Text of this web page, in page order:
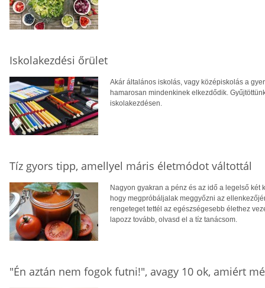
Iskolakezdési őrület
Akár általános iskolás, vagy középiskolás a
hamarosan mindenkinek elkezdődik.
iskolakezdésen.
Tíz gyors tipp, amellyel máris életmódot váltottál
Nagyon gyakran a pénz és az idő a legelső
hogy megpróbáljalak meggyőzni az
rengeteget tettél az egészségesebb élethez
lapozz tovább, olvasd el a tíz tanácsom.
"Én aztán nem fogok futni!", avagy 10 ok, amiért